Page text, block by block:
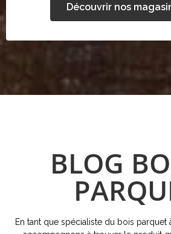
Découvrir nos
BLOG
En tant que spécialiste du bois parquet